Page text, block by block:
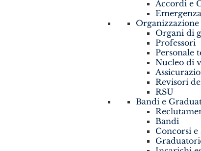
Accordi e
Organizzazione
Organi di
Professori
Personale
Nucleo di
Revisori
RSU
Bandi e
Bandi
Concorsi